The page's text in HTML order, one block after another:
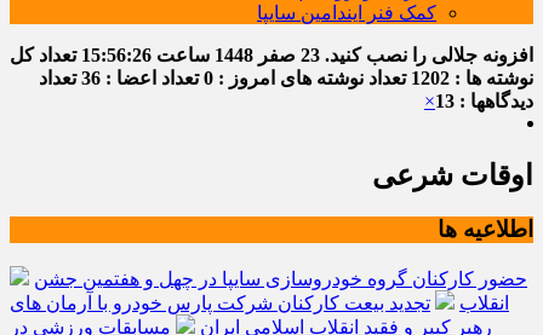
کمک فنر ایندامین سایپا
افزونه جلالی را نصب کنید. 23 صفر 1448 ساعت 15:56:27 تعداد کل
نوشته ها : 1202
تعداد نوشته های امروز : 0 تعداد اعضا : 36
تعداد
دیدگاهها : 13
×
اوقات شرعی
اطلاعیه ها
حضور کارکنان گروه خودروسازی سایپا در چهل و هفتمین جشن
انقلاب
تجدید بیعت کارکنان شرکت پارس خودرو با آرمان های
رهبر کبیر و فقید انقلاب اسلامی ایران
مسابقات ورزشی در